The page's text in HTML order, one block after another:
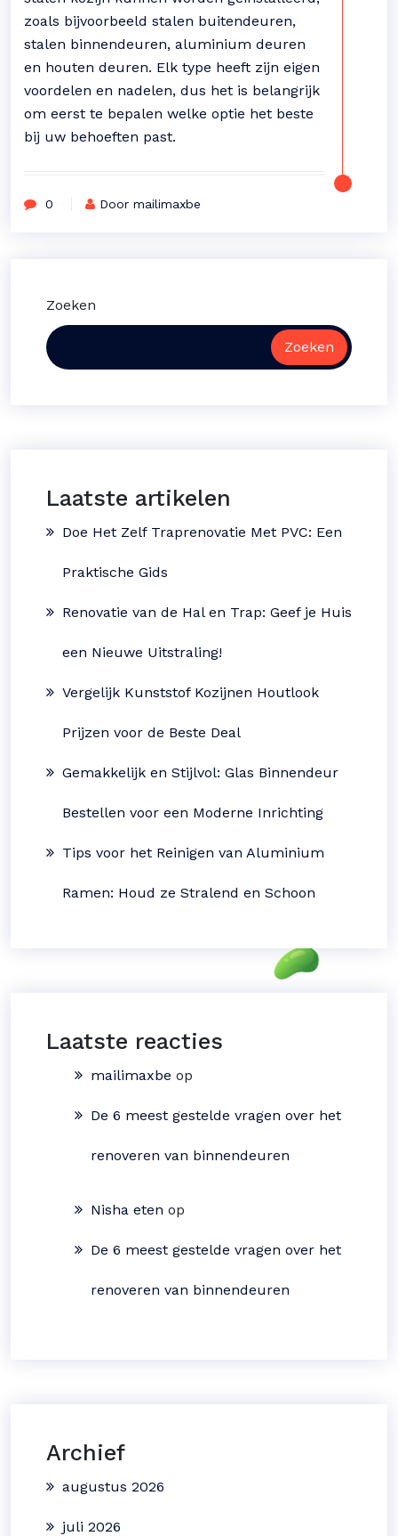
zoals bijvoorbeeld stalen buitendeuren,
stalen binnendeuren, aluminium deuren
en houten deuren. Elk type heeft zijn eigen
voordelen en nadelen, dus het is belangrijk
om eerst te bepalen welke optie het beste
bij uw behoeften past.
0 Door mailimaxbe
Zoeken
Zoeken
Laatste artikelen
Doe Het Zelf Traprenovatie Met PVC: Een
Praktische Gids
Renovatie van de Hal en Trap: Geef je Huis
een Nieuwe Uitstraling!
Vergelijk Kunststof Kozijnen Houtlook
Prijzen voor de Beste Deal
Gemakkelijk en Stijlvol: Glas Binnendeur
Bestellen voor een Moderne Inrichting
Tips voor het Reinigen van Aluminium
Ramen: Houd ze Stralend en Schoon
Laatste reacties
mailimaxbe op
De 6 meest gestelde vragen over het
renoveren van binnendeuren
Nisha eten op
De 6 meest gestelde vragen over het
renoveren van binnendeuren
Archief
augustus 2026
juli 2026